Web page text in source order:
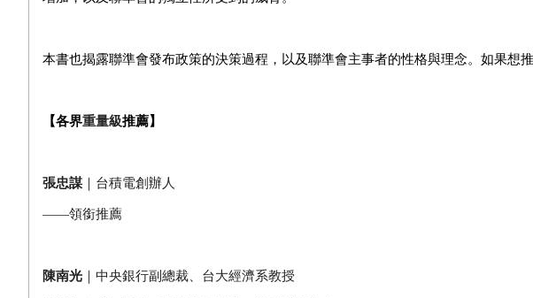
本書也揭露聯準會發布政策的決策過程，以及聯準會主事者的性格與理念。如果想
【各界重量級推薦】
張忠謀 ｜台積電創辦人
——領銜推薦
陳南光 ｜中央銀行副總裁、台大經濟系教授